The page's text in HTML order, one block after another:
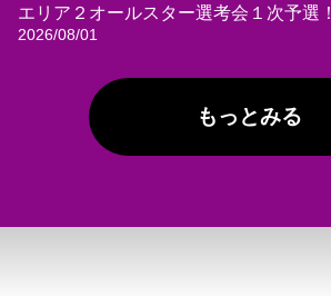
エリア２オールスター選考会１次予選！
2026/08/01
もっとみる